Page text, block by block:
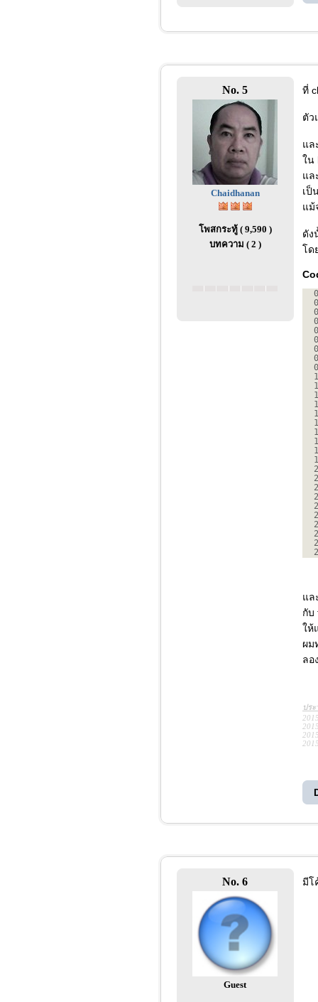
No. 5
Chaidhanan
โพสกระทู้ ( 9,590 )
บทความ ( 2 )
ที่
ตัว
แล
ใน
แล
เป็
แม้
ดัง
โด
แล
กับ
ให้
ผม
ลอ
ปร
No. 6
Guest
มีโ